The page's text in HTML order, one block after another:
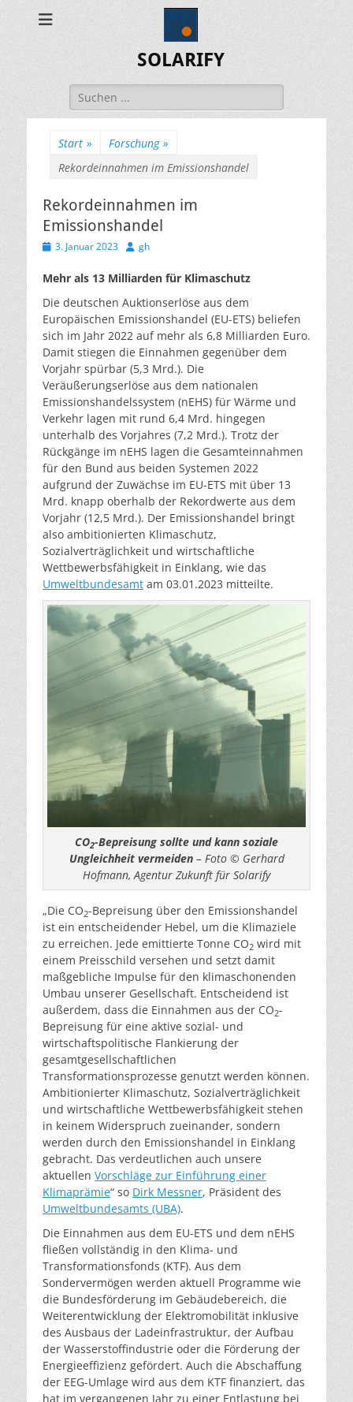
SOLARIFY
Suchen
nach:
Start » Forschung »
Rekordeinnahmen im Emissionshandel
Rekordeinnahmen im
Emissionshandel
Veröffentlicht
3. Januar 2023 Autor
gh
Mehr als 13 Milliarden für Klimaschutz
Die deutschen Auktionserlöse aus dem
Europäischen Emissionshandel (EU-ETS) beliefen
sich im Jahr 2022 auf mehr als 6,8 Milliarden Euro.
Damit stiegen die Einnahmen gegenüber dem
Vorjahr spürbar (5,3 Mrd.). Die
Veräußerungserlöse aus dem nationalen
Emissionshandelssystem (nEHS) für Wärme und
Verkehr lagen mit rund 6,4 Mrd. hingegen
unterhalb des Vorjahres (7,2 Mrd.). Trotz der
Rückgänge im nEHS lagen die Gesamteinnahmen
für den Bund aus beiden Systemen 2022
aufgrund der Zuwächse im EU-ETS mit über 13
Mrd. knapp oberhalb der Rekordwerte aus dem
Vorjahr (12,5 Mrd.). Der Emissionshandel bringt
also ambitionierten Klimaschutz,
Sozialverträglichkeit und wirtschaftliche
Wettbewerbsfähigkeit in Einklang, wie das
Umweltbundesamt am 03.01.2023 mitteilte.
CO2-Bepreisung sollte und kann soziale
Ungleichheit vermeiden – Foto © Gerhard
Hofmann, Agentur Zukunft für Solarify
„Die CO2-Bepreisung über den Emissionshandel
ist ein entscheidender Hebel, um die Klimaziele
zu erreichen. Jede emittierte Tonne CO2 wird mit
einem Preisschild versehen und setzt damit
maßgebliche Impulse für den klimaschonenden
Umbau unserer Gesellschaft. Entscheidend ist
außerdem, dass die Einnahmen aus der CO2-
Bepreisung für eine aktive sozial- und
wirtschaftspolitische Flankierung der
gesamtgesellschaftlichen
Transformationsprozesse genutzt werden können.
Ambitionierter Klimaschutz, Sozialverträglichkeit
und wirtschaftliche Wettbewerbsfähigkeit stehen
in keinem Widerspruch zueinander, sondern
werden durch den Emissionshandel in Einklang
gebracht. Das verdeutlichen auch unsere
aktuellen Vorschläge zur Einführung einer
Klimaprämie“ so Dirk Messner, Präsident des
Umweltbundesamts (UBA).
Die Einnahmen aus dem EU-ETS und dem nEHS
fließen vollständig in den Klima- und
Transformationsfonds (KTF). Aus dem
Sondervermögen werden aktuell Programme wie
die Bundesförderung im Gebäudebereich, die
Weiterentwicklung der Elektromobilität inklusive
des Ausbaus der Ladeinfrastruktur, der Aufbau
der Wasserstoffindustrie oder die Förderung der
Energieeffizienz gefördert. Auch die Abschaffung
der EEG-Umlage wird aus dem KTF finanziert, das
hat im vergangenen Jahr zu einer Entlastung bei